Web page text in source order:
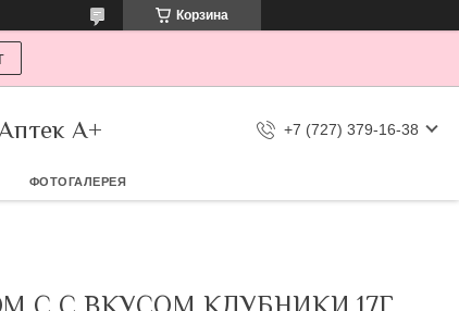
Корзина
А+ +7 (727) 379-16-38
ФОТОГАЛЕРЕЯ
С С ВКУСОМ КЛУБНИКИ 17Г